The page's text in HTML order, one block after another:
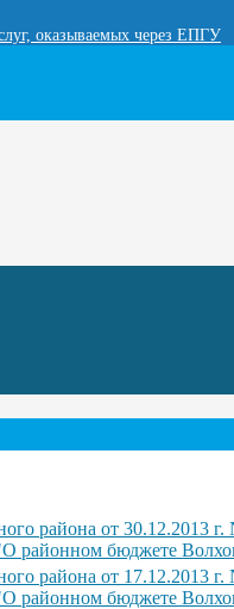
оказываемых через ЕПГУ
района от
районном бюджете
района от
районном бюджете